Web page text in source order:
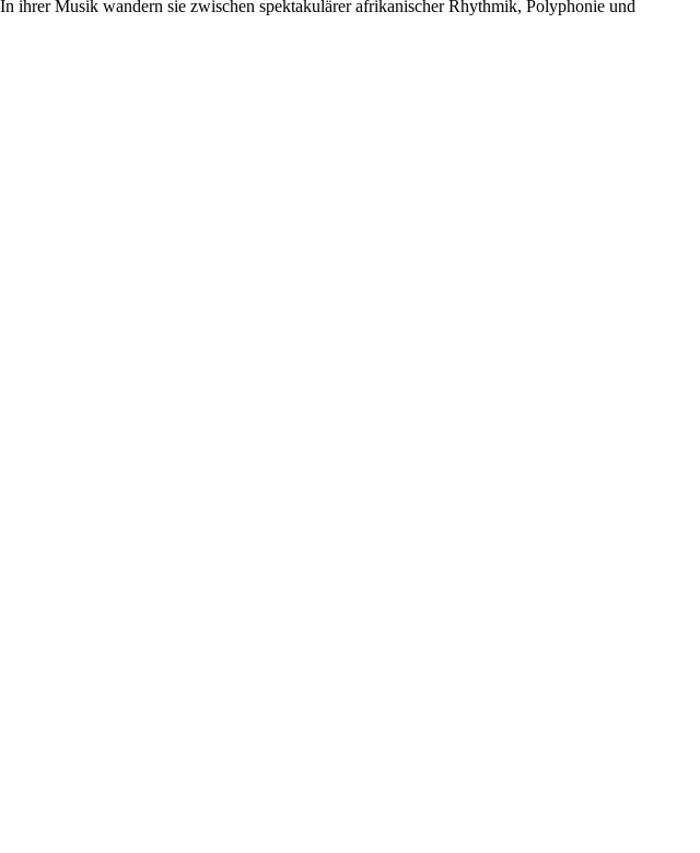
ihrer Musik wandern sie zwischen spektakulärer afrikanischer Rhythmik, Polyphonie und